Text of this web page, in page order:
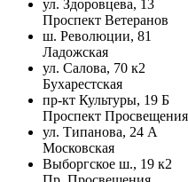
ул. Здоровцева, 13
Проспект Ветеранов
ш. Революции, 81
Ладожская
ул. Салова, 70 к2
Бухарестская
пр-кт Культуры, 19 Б
Проспект Просвещения
ул. Типанова, 24 А
Московская
Выборгское ш., 19 к2